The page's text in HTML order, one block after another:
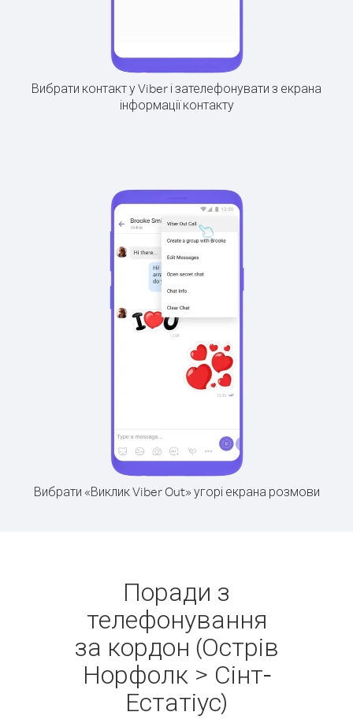
Вибрати контакт у Viber і зателефонувати з екрана
інформації контакту
Вибрати «Виклик Viber Out» угорі екрана розмови
Поради з
телефонування
за кордон (Острів
Норфолк > Сінт-
Естатіус)